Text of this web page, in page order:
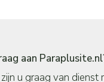
aan
u graag van dienst